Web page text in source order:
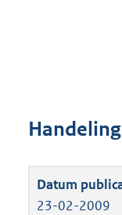
Handeling
23-02-2009